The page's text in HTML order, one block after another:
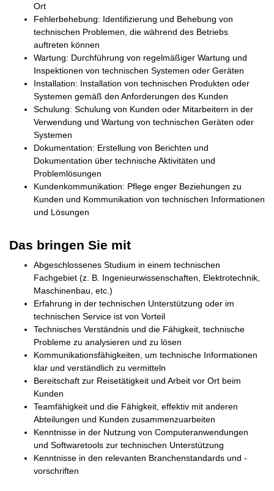
Ort
Fehlerbehebung: Identifizierung und Behebung von
technischen Problemen, die während des Betriebs
auftreten können
Wartung: Durchführung von regelmäßiger Wartung und
Inspektionen von technischen Systemen oder Geräten
Installation: Installation von technischen Produkten oder
Systemen gemäß den Anforderungen des Kunden
Schulung: Schulung von Kunden oder Mitarbeitern in der
Verwendung und Wartung von technischen Geräten oder
Systemen
Dokumentation: Erstellung von Berichten und
Dokumentation über technische Aktivitäten und
Problemlösungen
Kundenkommunikation: Pflege enger Beziehungen zu
Kunden und Kommunikation von technischen Informationen
und Lösungen
Das bringen Sie mit
Abgeschlossenes Studium in einem technischen
Fachgebiet (z. B. Ingenieurwissenschaften, Elektrotechnik,
Maschinenbau, etc.)
Erfahrung in der technischen Unterstützung oder im
technischen Service ist von Vorteil
Technisches Verständnis und die Fähigkeit, technische
Probleme zu analysieren und zu lösen
Kommunikationsfähigkeiten, um technische Informationen
klar und verständlich zu vermitteln
Bereitschaft zur Reisetätigkeit und Arbeit vor Ort beim
Kunden
Teamfähigkeit und die Fähigkeit, effektiv mit anderen
Abteilungen und Kunden zusammenzuarbeiten
Kenntnisse in der Nutzung von Computeranwendungen
und Softwaretools zur technischen Unterstützung
Kenntnisse in den relevanten Branchenstandards und -
vorschriften